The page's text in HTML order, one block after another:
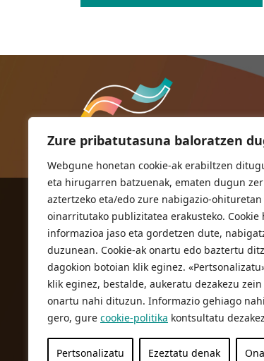
Zure pribatutasuna baloratzen
Webgune honetan cookie-ak erabiltzen
eta hirugarren batzuenak, ematen dugun
aztertzeko eta/edo zure nabigazio-ohituretan
oinarritutako publizitatea erakusteko. Cookie
informazioa jaso eta gordetzen dute,
duzunean. Cookie-ak onartu edo baztertu
dagokion botoian klik eginez.
klik eginez, bestalde, aukeratu dezakezu zein
onartu nahi dituzun. Informazio gehiago
gero, gure cookie-politika kontsultatu
Pertsonalizatu Ezeztatu denak
ORIOKO UDALA
Herriko plaza,1
20810 Orio (Gipuzkoa)
T. 943 83 03 46
bulegoak@orio.eus